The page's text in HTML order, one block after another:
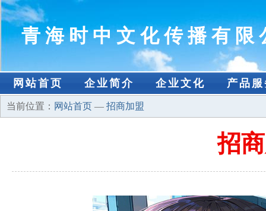
青海时中文化传播有限
网站首页 企业简介 企业文化 产品
当前位置： 网站首页 — 招商加盟
招